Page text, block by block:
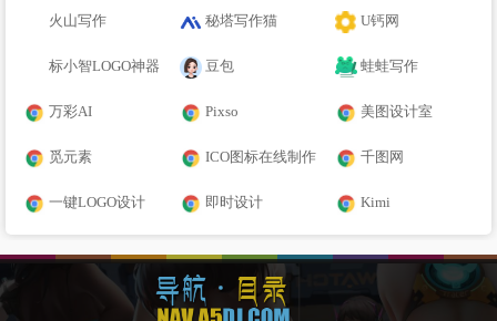
火山写作 秘塔写作猫 U钙网
标小智LOGO神器 豆包 蛙蛙写作
万彩AI Pixso 美图设计室
觅元素 ICO图标在线制作 千图网
一键LOGO设计 即时设计 Kimi